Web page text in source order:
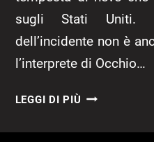
sugli Stati Uniti.
dell’incidente non è
l’interprete di Occhio…
LEGGI DI PIÙ JEREMY
TRAVOLTO